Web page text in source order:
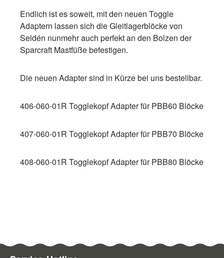
Endlich ist es soweit, mit den neuen Toggle
Adaptern lassen sich die Gleitlagerblöcke von
Seldén nunmehr auch perfekt an den Bolzen der
Sparcraft Mastfüße befestigen.
Die neuen Adapter sind in Kürze bei uns bestellbar.
406-060-01R Togglekopf Adapter für PBB60 Blöcke
407-060-01R Togglekopf Adapter für PBB70 Blöcke
408-060-01R Togglekopf Adapter für PBB80 Blöcke